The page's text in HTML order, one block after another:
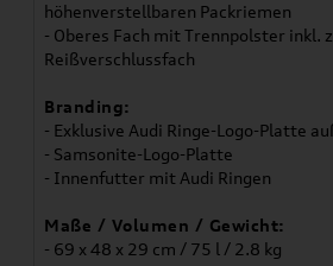
höhenverstellbaren Packriemen
- Oberes Fach mit Trennpolster inkl.
Reißverschlussfach
Branding:
- Exklusive Audi Ringe-Logo-Platte
- Samsonite-Logo-Platte
- Innenfutter mit Audi Ringen
Maße / Volumen / Gewicht:
- 69 x 48 x 29 cm / 75 l / 2.8 kg